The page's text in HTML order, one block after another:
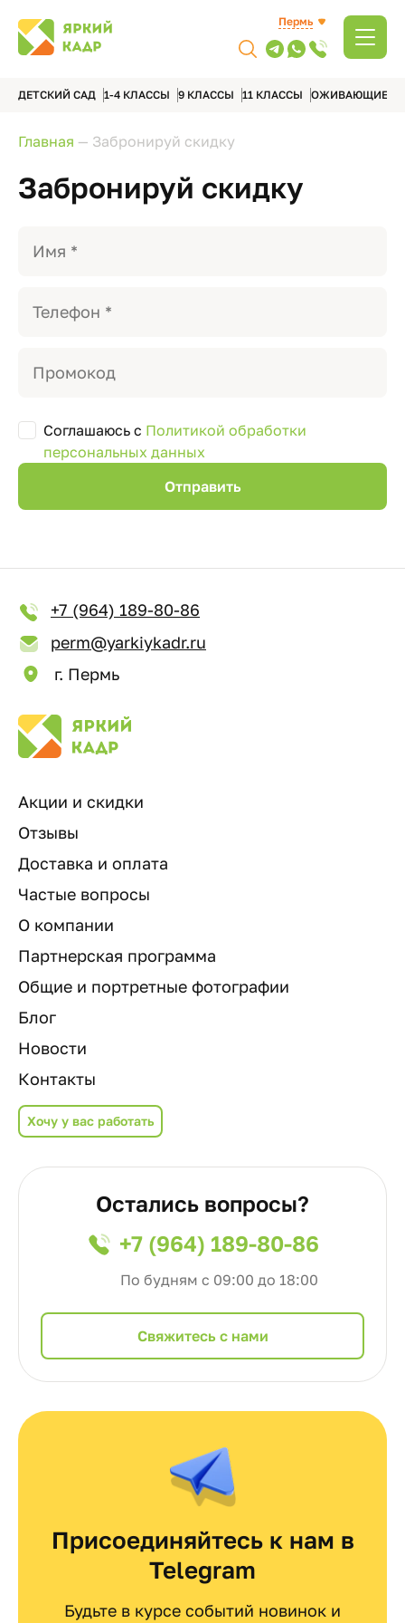
Пермь
ДЕТСКИЙ САД 1-4 КЛАССЫ 9 КЛАССЫ 11 КЛАССЫ ОЖИВАЮЩИЕ
Главная — Забронируй скидку
Забронируй скидку
Соглашаюсь с Политикой обработки
персональных данных
+7 (964) 189-80-86
perm@yarkiykadr.ru
г. Пермь
Акции и скидки
Отзывы
Доставка и оплата
Частые вопросы
О компании
Партнерская программа
Общие и портретные фотографии
Блог
Новости
Контакты
Хочу у вас работать
Остались вопросы?
+7 (964) 189-80-86
По будням с 09:00 до 18:00
Cвяжитесь с нами
Присоединяйтесь к нам в
Telegram
Будьте в курсе событий новинок и